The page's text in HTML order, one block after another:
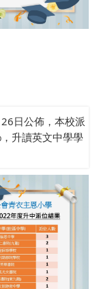
日公佈，本校派
升讀英文中學學